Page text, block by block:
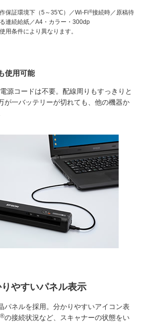
保証環境下（5～35℃）／Wi-Fi®接続時／原稿待
連続給紙／A4・カラー・300dp
用条件により異なります。
使用可能
源コードは不要。配線周りもすっきりと
が一バッテリーが切れても、他の機器か
やすいパネル表示
パネルを採用。分かりやすいアイコン表
®の接続状況など、スキャナーの状態をい